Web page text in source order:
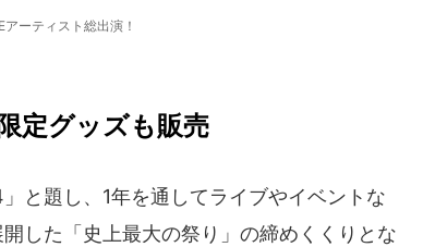
アーティスト総出演！
定グッズも販売
と題し、1年を通してライブやイベントな
した「史上最大の祭り」の締めくくりとな